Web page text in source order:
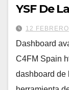
YSF De
12
Dashboard
C4FM Spain
dashboard de